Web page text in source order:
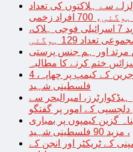
سے ہلاکتوں کی تعداد
غزہ؛ حماس کے ہاتھوں مزید 7 اسرائیلی فوجی ہلاک،
تعداد 129 ہوگئی
مرتد اور ہم جنس پرستی
ختم کرنے کا مطالبہ
اسرائیل کا فارعہ میں مہاجرین کے کیمپ پر چھاپہ، 4
فلسطینی شہید
امیرالبحر سے
دلچسپی کے امور پر گفتگو
گزین کیمپوں پر بمباری
، مزید 90 فلسطینی شہید
کے ٹریکٹر اور انجن کے